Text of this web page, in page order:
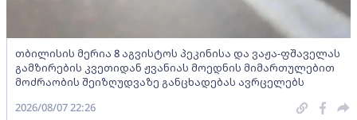
თბილისის მერია 8 აგვისტოს პეკინისა და ვაჟა-ფშაველას
გამზირების კვეთიდან ჟვანიას მოედნის მიმართულებით
მოძრაობის შეიზღუდვაზე განცხადებას ავრცელებს
2026/08/07 22:26